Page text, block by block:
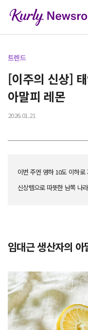
트렌드
[이주의 신상]
아말피 레몬
2026.01.21
이번 주엔 영하 10도 이하
신상템으로 따뜻한 남쪽 나
임대근 생산자의 아